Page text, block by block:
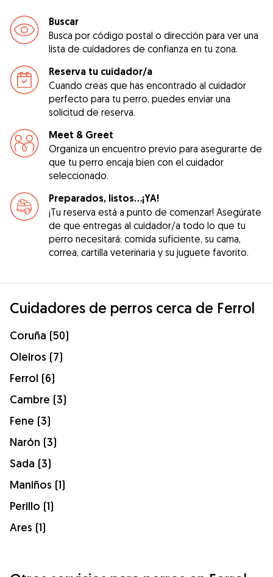
Buscar
Busca por código postal o dirección para ver una
lista de cuidadores de confianza en tu zona.
Reserva tu cuidador/a
Cuando creas que has encontrado al cuidador
perfecto para tu perro, puedes enviar una
solicitud de reserva.
Meet & Greet
Organiza un encuentro previo para asegurarte de
que tu perro encaja bien con el cuidador
seleccionado.
Preparados, listos...¡YA!
¡Tu reserva está a punto de comenzar! Asegúrate
de que entregas al cuidador/a todo lo que tu
perro necesitará: comida suficiente, su cama,
correa, cartilla veterinaria y su juguete favorito.
Cuidadores de perros cerca de Ferrol
Coruña (50)
Oleiros (7)
Ferrol (6)
Cambre (3)
Fene (3)
Narón (3)
Sada (3)
Maniños (1)
Perillo (1)
Ares (1)